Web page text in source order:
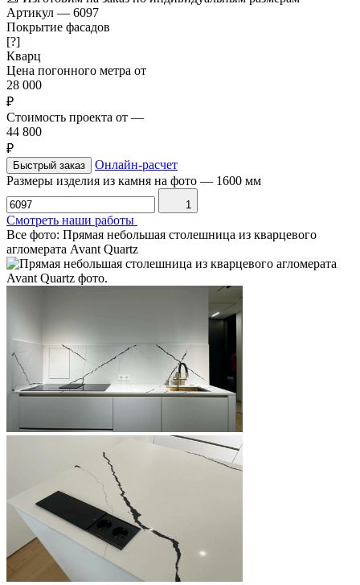
Артикул — 6097
Покрытие фасадов
[?]
Кварц
Цена погонного метра от
28 000
₽
Стоимость проекта от —
44 800
₽
Быстрый заказ
Онлайн-расчет
Размеры изделия из камня на фото — 1600 мм
1
Смотреть наши работы
Все фото: Прямая небольшая столешница из кварцевого
агломерата Avant Quartz